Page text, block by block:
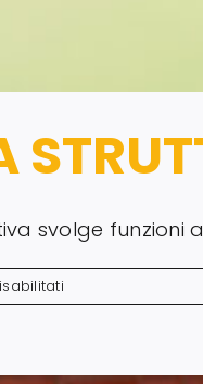
svolge funzioni
su
ASSISTENTE